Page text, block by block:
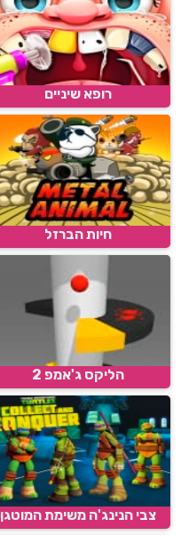
רופא שיניים
חיות הברזל
הליקס ג'אמפ 2
צבי הנינג'ה משימת המוטגן